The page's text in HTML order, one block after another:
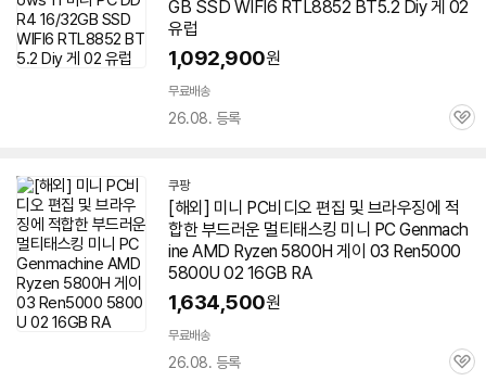
GB SSD WIFI6 RTL8852 BT5.2 Diy 게 02
유럽
1,092,900원
무료배송
26.08. 등록
관
쿠팡
[해외] 미니 PC비디오 편집 및 브라우징에 적
합한 부드러운 멀티태스킹 미니 PC Genmach
ine AMD Ryzen 5800H 게이 03 Ren5000
5800U 02 16GB RA
1,634,500원
무료배송
26.08. 등록
관